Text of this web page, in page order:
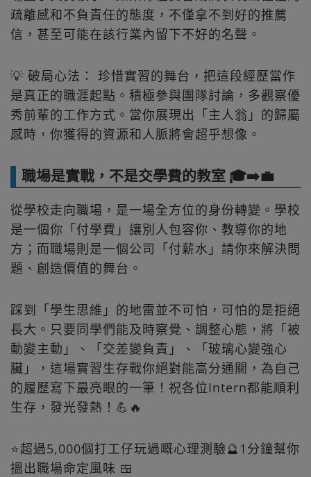
疏離感和不負責任的態度，不僅拿不到好的推薦
信，甚至可能在該行業內留下不好的名聲。
💡 破局心法： 珍惜實習的舞台，把這段經歷當作
是真正的職涯起點。積極參與團隊討論，多觀察優
秀前輩的工作方式。當你展現出「主人翁」的歸屬
感時，你獲得的資源和人脈將會超乎想像。
職場是實戰，不是交學費的教室 🎓➡️💼
從學校走向職場，是一場全方位的身份轉變。學校
是一個你「付學費」讓別人包容你、教導你的地
方；而職場則是一個公司「付薪水」請你來解決問
題、創造價值的舞台。
踩到「學生思維」的地雷並不可怕，可怕的是拒絕
長大。只要同學們能及時察覺、調整心態，將「被
動變主動」、「交差變負責」、「玻璃心變強心
臟」，這場實習生存戰你絕對能高分通關，為自己
的履歷寫下最亮眼的一筆！祝各位Intern都能順利
生存，發光發熱！💪🔥
⭐超過5,000個打工仔玩過嘅心理測驗🔮1分鐘幫你
搵出職場命定風味 🍱